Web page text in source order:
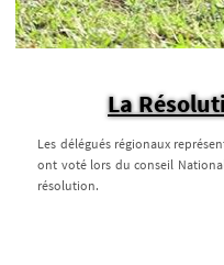
La
Les délégués régionaux
ont voté lors du conseil
résolution.